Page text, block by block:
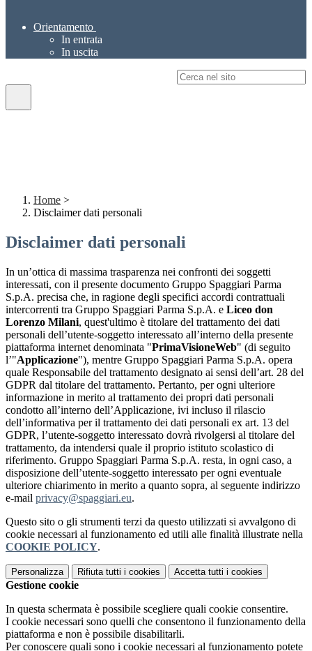
Orientamento
In entrata
In uscita
Home >
Disclaimer dati personali
Disclaimer dati personali
In un’ottica di massima trasparenza nei confronti dei soggetti
interessati, con il presente documento Gruppo Spaggiari Parma
S.p.A. precisa che, in ragione degli specifici accordi contrattuali
intercorrenti tra Gruppo Spaggiari Parma S.p.A. e Liceo don
Lorenzo Milani, quest'ultimo è titolare del trattamento dei dati
personali dell’utente-soggetto interessato all’interno della presente
piattaforma internet denominata "PrimaVisioneWeb" (di seguito
l’"Applicazione"), mentre Gruppo Spaggiari Parma S.p.A. opera
quale Responsabile del trattamento designato ai sensi dell’art. 28 del
GDPR dal titolare del trattamento. Pertanto, per ogni ulteriore
informazione in merito al trattamento dei propri dati personali
condotto all’interno dell’Applicazione, ivi incluso il rilascio
dell’informativa per il trattamento dei dati personali ex art. 13 del
GDPR, l’utente-soggetto interessato dovrà rivolgersi al titolare del
trattamento, da intendersi quale il proprio istituto scolastico di
riferimento. Gruppo Spaggiari Parma S.p.A. resta, in ogni caso, a
disposizione dell’utente-soggetto interessato per ogni eventuale
ulteriore chiarimento in merito a quanto sopra, al seguente indirizzo
e-mail privacy@spaggiari.eu.
Questo sito o gli strumenti terzi da questo utilizzati si avvalgono di
cookie necessari al funzionamento ed utili alle finalità illustrate nella
COOKIE POLICY.
Personalizza Rifiuta tutti i cookies Accetta tutti i cookies
Gestione cookie
In questa schermata è possibile scegliere quali cookie consentire.
I cookie necessari sono quelli che consentono il funzionamento della
piattaforma e non è possibile disabilitarli.
Per conoscere quali sono i cookie necessari al funzionamento potete